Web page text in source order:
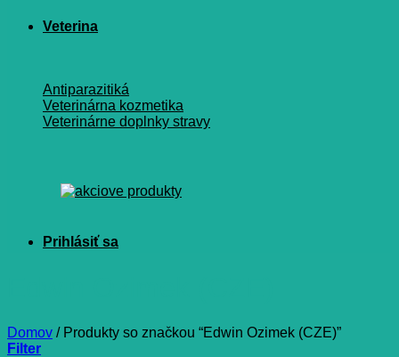
Veterina
Antiparazitiká
Veterinárna kozmetika
Veterinárne doplnky stravy
Domov /Produkty so značkou “Edwin Ozimek (CZE)”
Filter